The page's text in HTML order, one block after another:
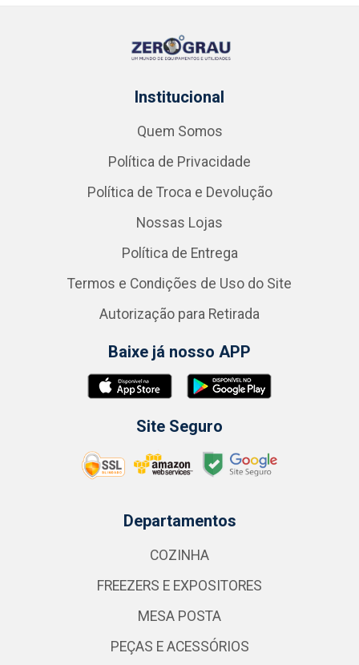
Institucional
Quem Somos
Política de Privacidade
Política de Troca e Devolução
Nossas Lojas
Política de Entrega
Termos e Condições de Uso do Site
Autorização para Retirada
Baixe já nosso APP
Site Seguro
Departamentos
COZINHA
FREEZERS E EXPOSITORES
MESA POSTA
PEÇAS E ACESSÓRIOS